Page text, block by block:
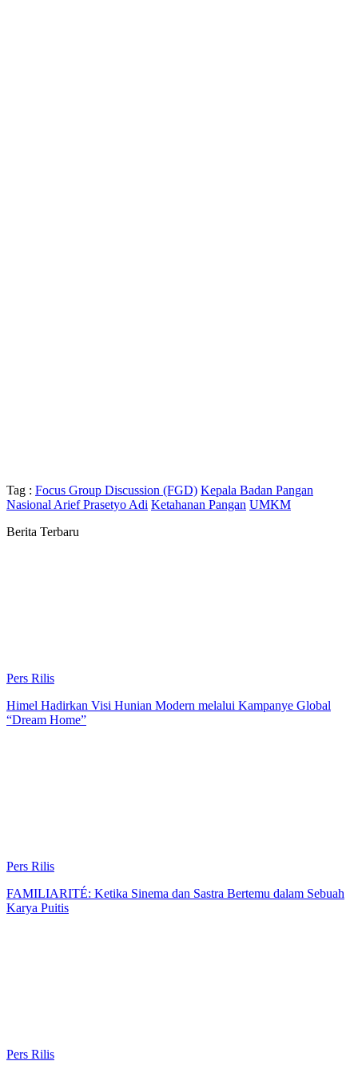
Tag : Focus Group Discussion (FGD) Kepala Badan Pangan
Nasional Arief Prasetyo Adi Ketahanan Pangan UMKM
Berita Terbaru
Pers Rilis
Himel Hadirkan Visi Hunian Modern melalui Kampanye Global
“Dream Home”
Pers Rilis
FAMILIARITÉ: Ketika Sinema dan Sastra Bertemu dalam Sebuah
Karya Puitis
Pers Rilis